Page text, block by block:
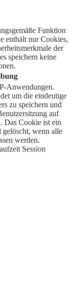
Funktion
enthält nur Cookies,
der
speichern keine
Anwendungen.
um die eindeutige
zu speichern und
auf
Das Cookie ist ein
wenn alle
werden.
Session